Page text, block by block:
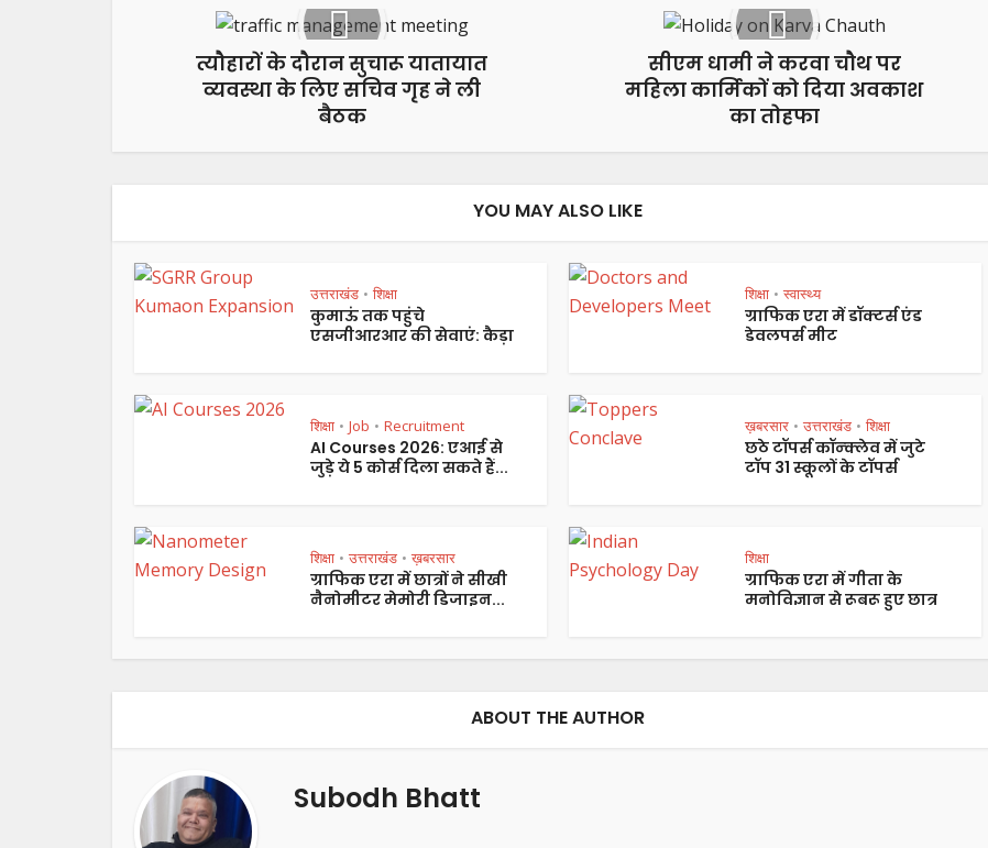
त्यौहारों के दौरान सुचारू यातायात
व्यवस्था के लिए सचिव गृह ने ली
बैठक
सीएम धामी ने करवा चौथ पर
महिला कार्मिकों को दिया अवकाश
का तोहफा
YOU MAY ALSO LIKE
उत्तराखंड • शिक्षा
कुमाऊं तक पहुंचे
एसजीआरआर की सेवाएं: कैड़ा
शिक्षा • स्वास्थ्य
ग्राफिक एरा में डॉक्टर्स एंड
डेवलपर्स मीट
शिक्षा • Job • Recruitment
AI Courses 2026: एआई से
जुड़े ये 5 कोर्स दिला सकते हैं...
ख़बरसार • उत्तराखंड • शिक्षा
छठे टॉपर्स कॉन्क्लेव में जुटे
टॉप 31 स्कूलों के टॉपर्स
शिक्षा • उत्तराखंड • ख़बरसार
ग्राफिक एरा में छात्रों ने सीखी
नैनोमीटर मेमोरी डिजाइन...
शिक्षा
ग्राफिक एरा में गीता के
मनोविज्ञान से रूबरू हुए छात्र
ABOUT THE AUTHOR
Subodh Bhatt